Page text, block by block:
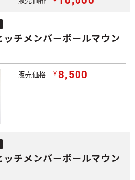
ッチメンバーボールマウン
販売価格 ¥ 8,500
ッチメンバーボールマウン